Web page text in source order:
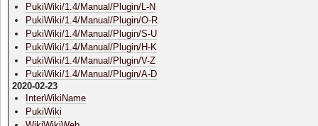
PukiWiki/1.4/Manual/Plugin/L-N
PukiWiki/1.4/Manual/Plugin/O-R
PukiWiki/1.4/Manual/Plugin/S-U
PukiWiki/1.4/Manual/Plugin/H-K
PukiWiki/1.4/Manual/Plugin/V-Z
PukiWiki/1.4/Manual/Plugin/A-D
2020-02-23
InterWikiName
PukiWiki